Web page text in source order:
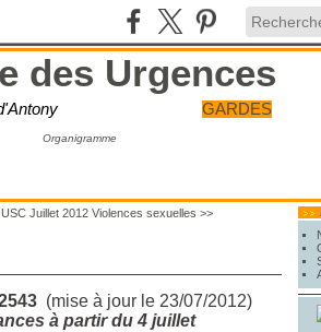
des Urgences
GARDES
Organigramme
Juillet 2012 Violences sexuelles >>
(mise à jour le 23/07/2012)
à partir du 4 juillet